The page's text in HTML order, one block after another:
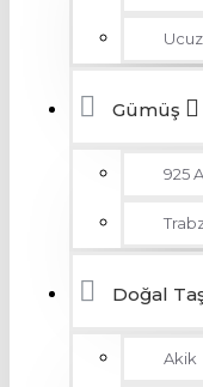
Gümüş
925
Doğal
Akik